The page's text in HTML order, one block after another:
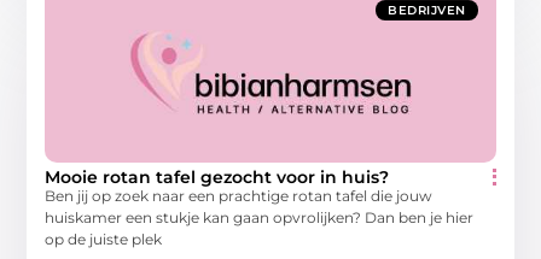
BEDRIJVEN
Mooie rotan tafel gezocht voor in huis?
Ben jij op zoek naar een prachtige rotan tafel die jouw
huiskamer een stukje kan gaan opvrolijken? Dan ben je hier
op de juiste plek